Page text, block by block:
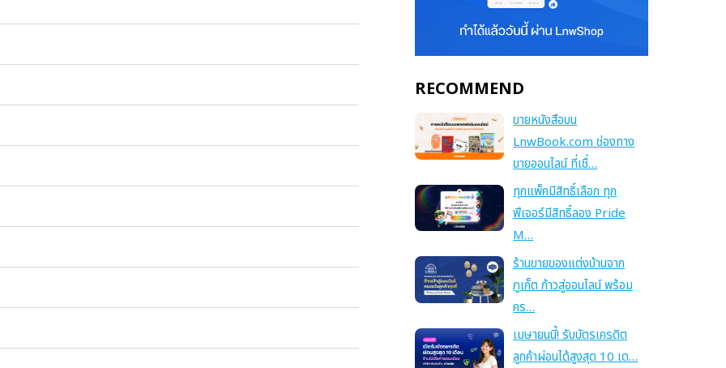
RECOMMEND
ขายหนังสือบน
LnwBook.com ช่องทาง
ขายออนไลน์ ที่เชื่…
ทุกแพ็คมีสิทธิ์เลือก ทุก
ฟีเจอร์มีสิทธิ์ลอง Pride
M…
ร้านขายของแต่งบ้านจาก
ภูเก็ต ก้าวสู่ออนไลน์ พร้อม
คร…
เมษายนนี้! รับบัตรเครดิต
ลูกค้าผ่อนได้สูงสุด 10 เด…